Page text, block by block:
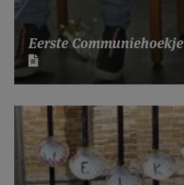
Eerste Communiehoekje